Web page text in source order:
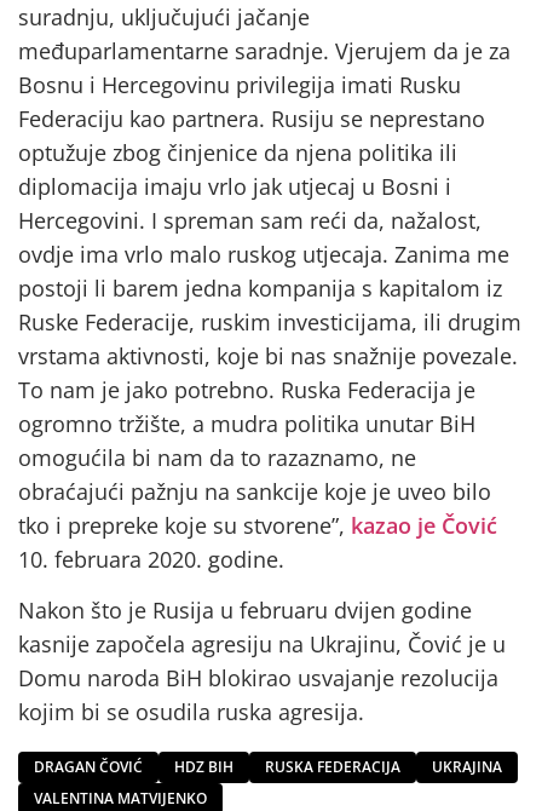
suradnju, uključujući jačanje
međuparlamentarne saradnje. Vjerujem da je za
Bosnu i Hercegovinu privilegija imati Rusku
Federaciju kao partnera. Rusiju se neprestano
optužuje zbog činjenice da njena politika ili
diplomacija imaju vrlo jak utjecaj u Bosni i
Hercegovini. I spreman sam reći da, nažalost,
ovdje ima vrlo malo ruskog utjecaja. Zanima me
postoji li barem jedna kompanija s kapitalom iz
Ruske Federacije, ruskim investicijama, ili drugim
vrstama aktivnosti, koje bi nas snažnije povezale.
To nam je jako potrebno. Ruska Federacija je
ogromno tržište, a mudra politika unutar BiH
omogućila bi nam da to razaznamo, ne
obraćajući pažnju na sankcije koje je uveo bilo
tko i prepreke koje su stvorene”, kazao je Čović
10. februara 2020. godine.
Nakon što je Rusija u februaru dvijen godine
kasnije započela agresiju na Ukrajinu, Čović je u
Domu naroda BiH blokirao usvajanje rezolucija
kojim bi se osudila ruska agresija.
DRAGAN ČOVIĆ HDZ BIH RUSKA FEDERACIJA
UKRAJINA
VALENTINA MATVIJENKO